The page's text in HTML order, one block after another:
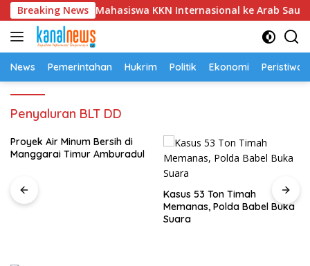
Langsung
ke
konten
Breaking News22 Mahasiswa KKN Internasional ke Arab Saudi
News Pemerintahan Hukrim Politik Ekonomi Peristiwa
Penyaluran BLT DD
Proyek Air Minum Bersih di
Manggarai Timur Amburadul
Kasus 53 Ton Timah
Memanas, Polda Babel Buka
Suara